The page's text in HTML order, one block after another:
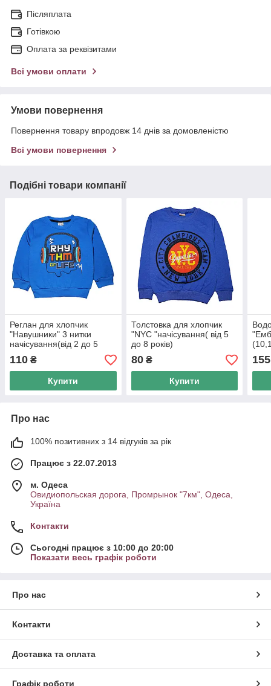
Післяплата
Готівкою
Оплата за реквізитами
Всі умови оплати
Умови повернення
Повернення товару впродовж 14 днів за домовленістю
Всі умови повернення
Подібні товари компанії
Реглан для хлопчик
"Навушники" 3 нитки
начісування(від 2 до 5
років)
110 ₴
Купити
Толстовка для хлопчик
"NYC "начісування( від 5
до 8 років)
80₴
Купити
155
Про нас
100% позитивних з 14 відгуків за рік
Працює з 22.07.2013
м. Одеса
Овидиопольская дорога, Промрынок "7км", Одеса,
Україна
Контакти
Сьогодні працює з 10:00 до 20:00
Показати весь графік роботи
Про нас
Контакти
Доставка та оплата
Графік роботи